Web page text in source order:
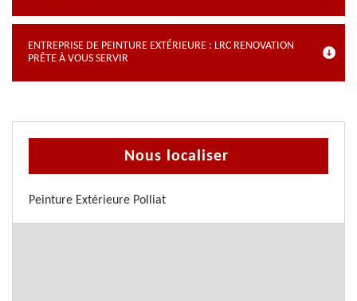
ENTREPRISE DE PEINTURE EXTÉRIEURE : LRC RENOVATION
PRÊTE À VOUS SERVIR
Nous localiser
Peinture Extérieure Polliat